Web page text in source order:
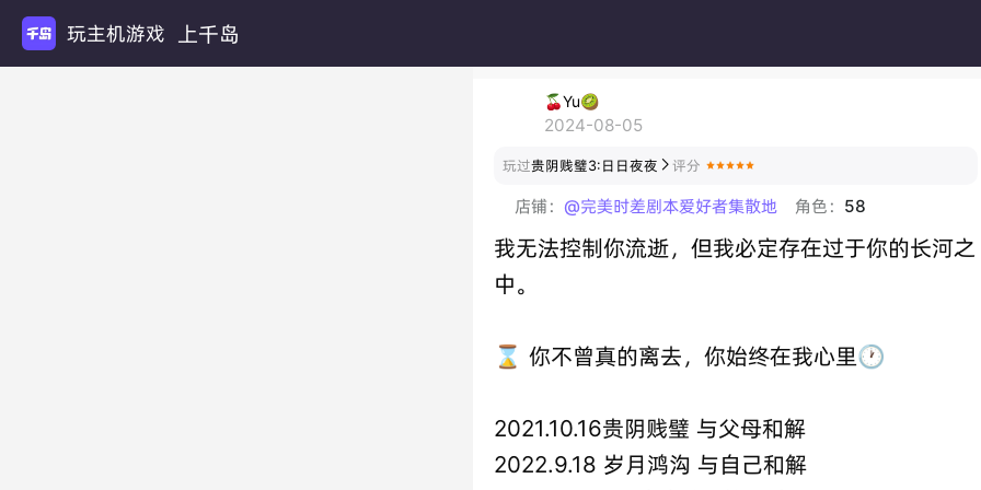
玩主机游戏 上千岛
🍒Yu🥝
2024-08-05
玩过贵阴贱璧3:日日夜夜 评分
店铺： @完美时差剧本爱好者集散地 角色： 58
我无法控制你流逝，但我必定存在过于你的长河之
中。
⌛️ 你不曾真的离去，你始终在我心里🕐
2021.10.16贵阴贱璧 与父母和解
2022.9.18 岁月鸿沟 与自己和解